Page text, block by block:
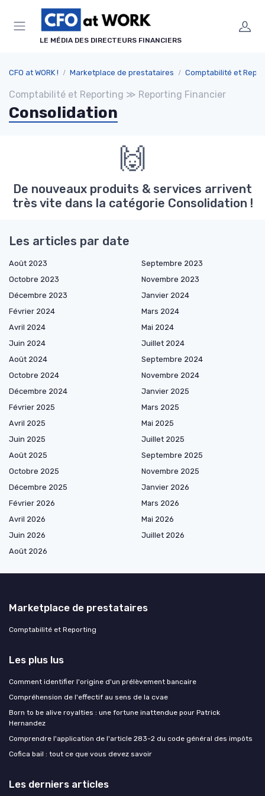
LE MÉDIA DES DIRECTEURS FINANCIERS
CFO at WORK ! Marketplace de prestataires Comptabilité et
Comptabilité et Reporting ≫ Reporting Financier
Consolidation
🙌
De nouveaux produits & services arrivent
très vite dans la catégorie Consolidation !
Les articles par date
Août 2023
Septembre 2023
Octobre 2023
Novembre 2023
Décembre 2023
Janvier 2024
Février 2024
Mars 2024
Avril 2024
Mai 2024
Juin 2024
Juillet 2024
Août 2024
Septembre 2024
Octobre 2024
Novembre 2024
Décembre 2024
Janvier 2025
Février 2025
Mars 2025
Avril 2025
Mai 2025
Juin 2025
Juillet 2025
Août 2025
Septembre 2025
Octobre 2025
Novembre 2025
Décembre 2025
Janvier 2026
Février 2026
Mars 2026
Avril 2026
Mai 2026
Juin 2026
Juillet 2026
Août 2026
Marketplace de prestataires
Comptabilité et Reporting
Les plus lus
Comment identifier l'origine d'un prélèvement bancaire
Compréhension de l'effectif au sens de la cvae
Born to be alive royalties : une fortune inattendue pour Patrick
Hernandez
Comprendre l'application de l'article 283-2 du code général des impôts
Cofica bail : tout ce que vous devez savoir
Les derniers articles
Panneau de gestion des cookies